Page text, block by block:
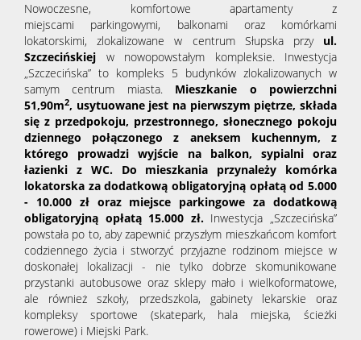
Nowoczesne, komfortowe apartamenty z
miejscami parkingowymi, balkonami oraz komórkami
lokatorskimi, zlokalizowane w centrum Słupska przy ul.
Szczecińskiej w nowopowstałym kompleksie. Inwestycja
„Szczecińska” to kompleks 5 budynków zlokalizowanych w
samym centrum miasta. Mieszkanie o powierzchni
51,90m2, usytuowane jest na pierwszym piętrze, składa
się z przedpokoju, przestronnego, słonecznego pokoju
dziennego połączonego z aneksem kuchennym, z
którego prowadzi wyjście na balkon, sypialni oraz
łazienki z WC. Do mieszkania przynależy komórka
lokatorska za dodatkową obligatoryjną opłatą od 5.000
- 10.000 zł oraz miejsce parkingowe za dodatkową
obligatoryjną opłatą 15.000 zł. Inwestycja „Szczecińska”
powstała po to, aby zapewnić przyszłym mieszkańcom komfort
codziennego życia i stworzyć przyjazne rodzinom miejsce w
doskonałej lokalizacji - nie tylko dobrze skomunikowane
przystanki autobusowe oraz sklepy mało i wielkoformatowe,
ale również szkoły, przedszkola, gabinety lekarskie oraz
kompleksy sportowe (skatepark, hala miejska, ścieżki
rowerowe) i Miejski Park.